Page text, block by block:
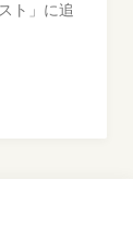
ト」に追